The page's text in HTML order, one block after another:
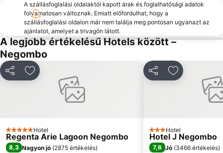
A szállásfoglalási oldalaktól kapott árak és foglalhatósági adatok
folyamatosan változnak. Emiatt előfordulhat, hogy a
szállásfoglalási oldalon már nem találja meg pontosan ugyanazt az
ajánlatot, amelyet a trivagón látott.
A legjobb értékelésű Hotels között –
Negombo
MegosztásHozzáadás a kedvencekhez
5 Kategória
Hotel
Regenta Arie Lagoon Negombo
8,3 Nagyon jó (2875 értékelés)
MegosztásHozzáadás
3 Kategória
Hotel
Hotel J Negombo
7,6 Jó (3466 értékelés)